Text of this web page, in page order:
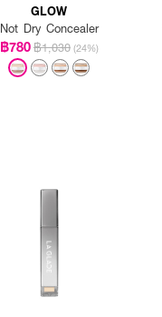
GLOW
Not Dry Concealer
฿780฿1,030 (24%)